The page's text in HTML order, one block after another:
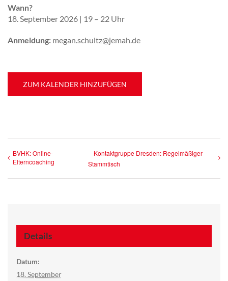
Wann?
18. September 2026 | 19 – 22 Uhr
Anmeldung: megan.schultz@jemah.de
ZUM KALENDER HINZUFÜGEN
BVHK: Online-
Elterncoaching
Kontaktgruppe Dresden: Regelmäßiger
Stammtisch
Details
Datum:
18. September